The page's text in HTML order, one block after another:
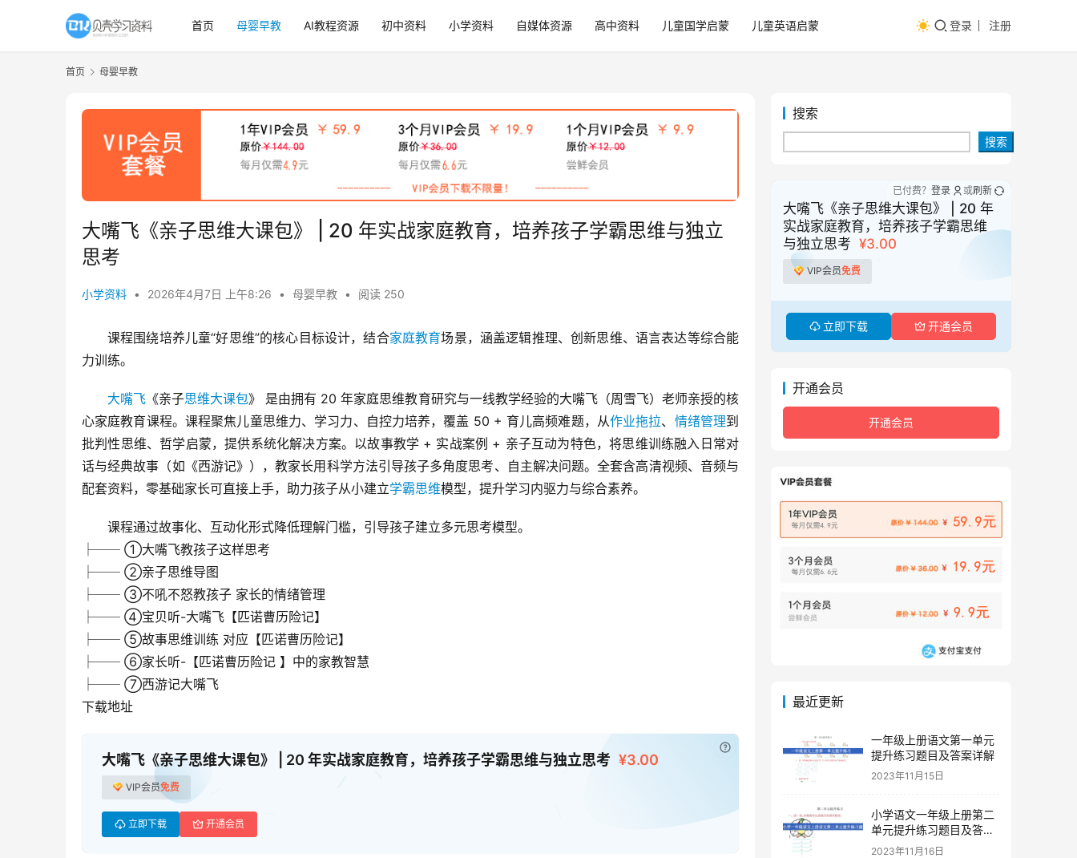
首页 母婴早教 AI教程资源 初中资料 小学资料 自媒体资源 高中资料 儿童国学启蒙 儿童英语启蒙 登录 注册
首页 母婴早教
大嘴飞《亲子思维大课包》 | 20 年实战家庭教育，培养孩子学霸思维与独立
思考
小学资料 • 2026年4月7日 上午8:26 • 母婴早教 • 阅读 250
课程围绕培养儿童“好思维”的核心目标设计，结合家庭教育场景，涵盖逻辑推理、创新思维、语言表达等综合能
力训练。
大嘴飞 《亲子思维大课包》 是由拥有 20 年家庭思维教育研究与一线教学经验的大嘴飞（周雪飞）老师亲授的核
心家庭教育课程。课程聚焦儿童思维力、学习力、自控力培养，覆盖 50 + 育儿高频难题，从作业拖拉、 情绪管理到
批判性思维、哲学启蒙，提供系统化解决方案。以故事教学 + 实战案例 + 亲子互动为特色，将思维训练融入日常对
话与经典故事（如《西游记》），教家长用科学方法引导孩子多角度思考、自主解决问题。全套含高清视频、音频与
配套资料，零基础家长可直接上手，助力孩子从小建立学霸思维模型，提升学习内驱力与综合素养。
课程通过故事化、互动化形式降低理解门槛，引导孩子建立多元思考模型。
├── ①大嘴飞教孩子这样思考
├── ②亲子思维导图
├── ③不吼不怒教孩子 家长的情绪管理
├── ④宝贝听-大嘴飞【匹诺曹历险记】
├── ⑤故事思维训练 对应【匹诺曹历险记】
├── ⑥家长听-【匹诺曹历险记 】中的家教智慧
├── ⑦西游记大嘴飞
下载地址
大嘴飞《亲子思维大课包》 | 20 年实战家庭教育，培养孩子学霸思维与独立思考 ¥3.00
VIP会员免费
立即下载 开通会员
登录 或刷新
搜索
搜索
大嘴飞《亲子思维大课包》 | 20 年
实战家庭教育，培养孩子学霸思维
与独立思考 ¥3.00
VIP会员免费
立即下载 开通会员
已付费？ 登录 或刷新
开通会员
开通会员
最近更新
一年级上册语文第一单元
提升练习题目及答案详解
2023年11月15日
小学语文一年级上册第二
单元提升练习题目及答案
下载
2023年11月16日